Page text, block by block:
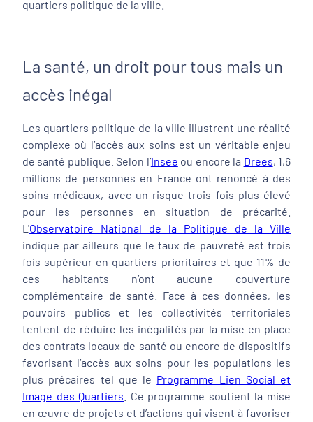
quartiers politique de la ville.
La santé, un droit pour tous mais un
accès inégal
Les quartiers politique de la ville illustrent une réalité
complexe où l’accès aux soins est un véritable enjeu
de santé publique. Selon l’Insee ou encore la Drees, 1,6
millions de personnes en France ont renoncé à des
soins médicaux, avec un risque trois fois plus élevé
pour les personnes en situation de précarité.
L'Observatoire National de la Politique de la Ville
indique par ailleurs que le taux de pauvreté est trois
fois supérieur en quartiers prioritaires et que 11% de
ces habitants n’ont aucune couverture
complémentaire de santé. Face à ces données, les
pouvoirs publics et les collectivités territoriales
tentent de réduire les inégalités par la mise en place
des contrats locaux de santé ou encore de dispositifs
favorisant l’accès aux soins pour les populations les
plus précaires tel que le Programme Lien Social et
Image des Quartiers . Ce programme soutient la mise
en œuvre de projets et d’actions qui visent à favoriser